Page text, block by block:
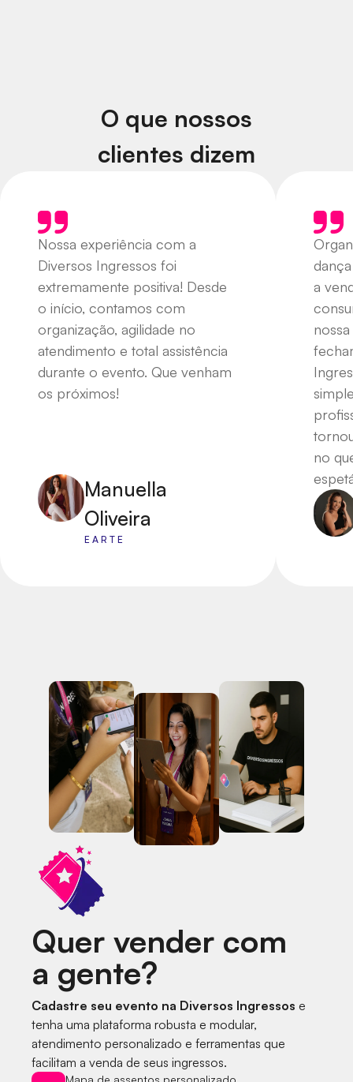
O que nossos
clientes dizem
Nossa experiência com a
Diversos Ingressos foi
extremamente positiva! Desde
o início, contamos com
organização, agilidade no
atendimento e total assistência
durante o evento. Que venham
os próximos!
Manuella
Oliveira
EARTE
a
no
Quer vender com
a gente?
Cadastre seu evento na Diversos Ingressos e
tenha uma plataforma robusta e modular,
atendimento personalizado e ferramentas que
facilitam a venda de seus ingressos.
Mapa de assentos personalizado.